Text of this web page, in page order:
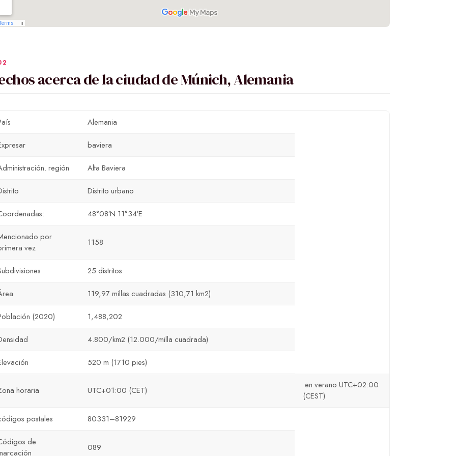
acerca de la ciudad de Múnich, Alemania
Alemania
baviera
región Alta Baviera
Distrito urbano
48°08′N 11°34′E
por
vez
1158
25 distritos
119,97 millas cuadradas (310,71 km2)
(2020) 1,488,202
4.800/km2 (12.000/milla cuadrada)
520 m (1710 pies)
horaria UTC+01:00 (CET)
en verano UTC+02:00
(CEST)
postales 80331–81929
de
089